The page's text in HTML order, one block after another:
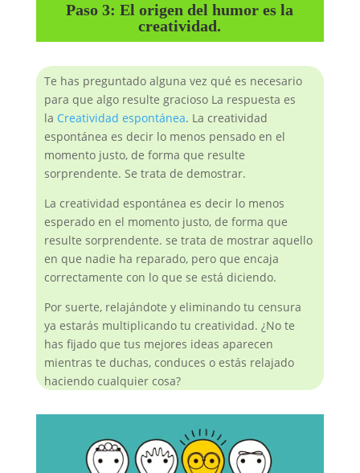
Paso 3: El origen del humor es la
creatividad.
Te has preguntado alguna vez qué es necesario
para que algo resulte gracioso La respuesta es
la Creatividad espontánea. La creatividad
espontánea es decir lo menos pensado en el
momento justo, de forma que resulte
sorprendente. Se trata de demostrar.
La creatividad espontánea es decir lo menos
esperado en el momento justo, de forma que
resulte sorprendente. se trata de mostrar aquello
en que nadie ha reparado, pero que encaja
correctamente con lo que se está diciendo.
Por suerte, relajándote y eliminando tu censura
ya estarás multiplicando tu creatividad. ¿No te
has fijado que tus mejores ideas aparecen
mientras te duchas, conduces o estás relajado
haciendo cualquier cosa?